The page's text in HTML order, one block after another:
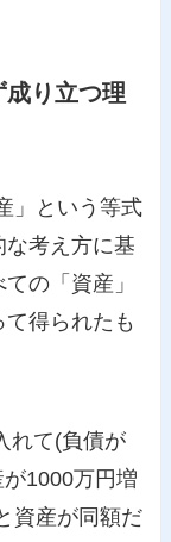
成り立つ理
」という等式
考え方に基
の「資産」
得られたも
れて(負債が
1000万円増
資産が同額だ